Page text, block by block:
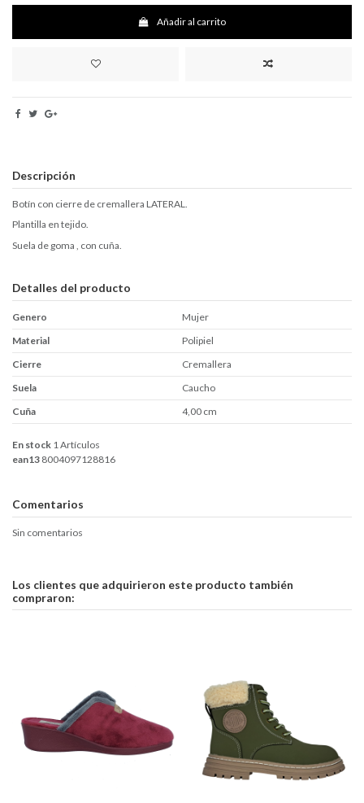
Añadir al carrito
Descripción
Botín con cierre de cremallera LATERAL.
Plantilla en tejido.
Suela de goma , con cuña.
Detalles del producto
Genero
Mujer
Material
Polipiel
Cierre
Cremallera
Suela
Caucho
Cuña
4,00 cm
En stock 1 Artículos
ean13 8004097128816
Comentarios
Sin comentarios
Los clientes que adquirieron este producto también
compraron: